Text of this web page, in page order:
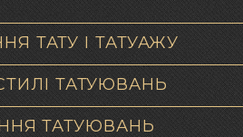
ТАТУ І ТАТУАЖУ
ТАТУЮВАНЬ
ТАТУЮВАНЬ